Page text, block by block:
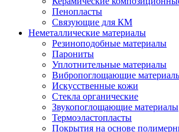
Пенопласты
Связующие для КМ
Неметаллические материалы
Резиноподобные материалы
Парониты
Уплотнительные материалы
Вибропоглощающие
Искусственные кожи
Стекла органические
Звукопоглощающие материалы
Термоэластопласты
Покрытия на основе